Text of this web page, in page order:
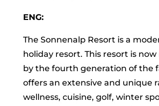
ENG:
The Sonnenalp Resort is a
holiday resort. This resort is
by the fourth generation of the
offers an extensive and unique
wellness, cuisine, golf, winter